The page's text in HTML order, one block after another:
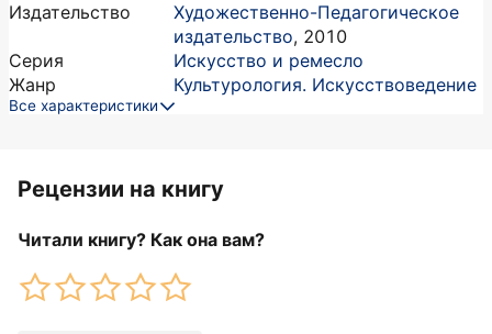
Издательство
Художественно-Педагогическое
издательство, 2010
Серия
Искусство и ремесло
Жанр
Культурология. Искусствоведение
Все характеристики
Рецензии на книгу
Читали книгу? Как она вам?